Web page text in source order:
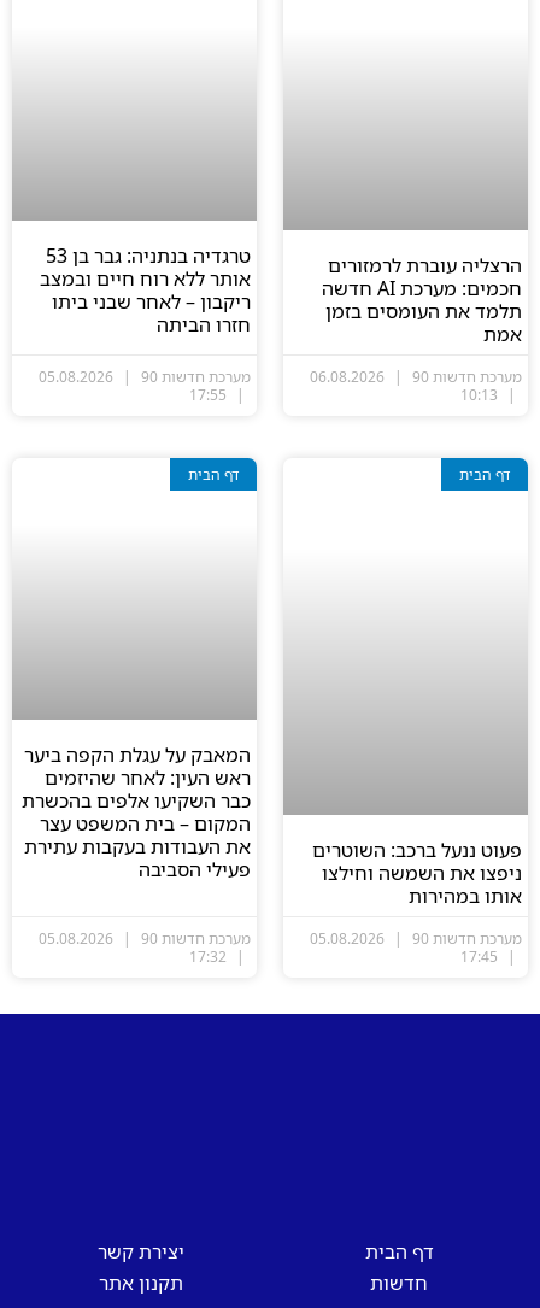
הרצליה עוברת לרמזורים
חכמים: מערכת AI חדשה
תלמד את העומסים בזמן
אמת
מערכת חדשות 90
טרגדיה בנתניה: גבר בן 53
אותר ללא רוח חיים ובמצב
ריקבון – לאחר שבני ביתו
חזרו הביתה
מערכת חדשות 90
דף הבית
פעוט ננעל ברכב: השוטרים
ניפצו את השמשה וחילצו
אותו במהירות
מערכת חדשות 90
דף הבית
המאבק על עגלת הקפה ביער
ראש העין: לאחר שהיזמים
כבר השקיעו אלפים בהכשרת
המקום – בית המשפט עצר
את העבודות בעקבות עתירת
פעילי הסביבה
מערכת חדשות 90
דף הבית
חדשות
יצירת קשר
תקנון אתר